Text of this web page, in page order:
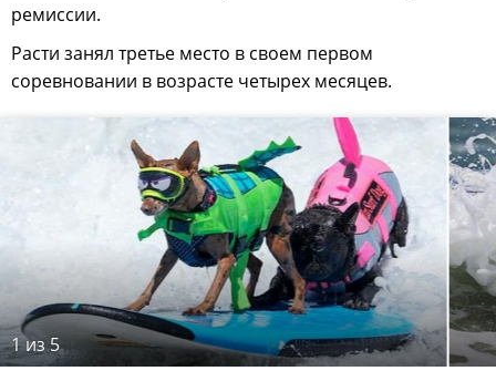
ремиссии.
Расти занял третье место в своем первом
соревновании в возрасте четырех месяцев.
1из 5